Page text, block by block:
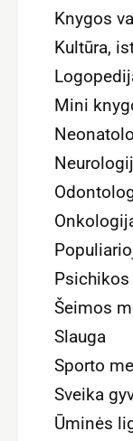
Knygos
Kultūra,
Mini
Šeimos
Slauga
Sporto
Sveika
Ūminės